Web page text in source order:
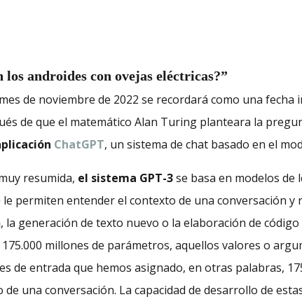
los androides con ovejas eléctricas?”
de noviembre de 2022 se recordará como una
de que el matemático Alan Turing planteara la
ChatGPT, un sistema de chat basado en el
resumida, el sistema GPT-3se basa en modelos
permiten entender el contexto de una conversación
la generación de texto nuevo o la elaboración de
175.000 millones de parámetros, aquellos valores o
de entrada que hemos asignado, en otras palabras,
de una conversación. La capacidad de desarrollo de